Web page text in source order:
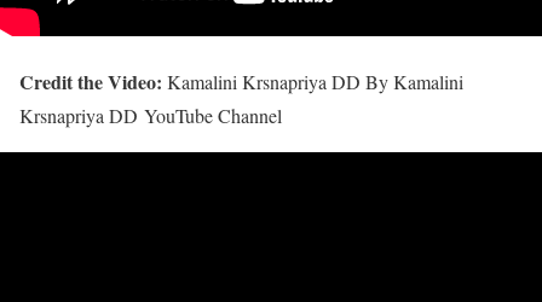
Credit the Video: Kamalini Krsnapriya DD By Kamalini
Krsnapriya DD YouTube Channel